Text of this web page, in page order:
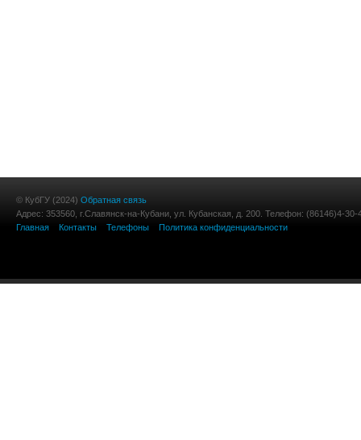
© КубГУ (2024) Обратная связь
Адрес: 353560, г.Славянск-на-Кубани, ул. Кубанская, д. 200. Телефон: (86146)4-30-
Главная
Контакты Телефоны Политика конфиденциальности